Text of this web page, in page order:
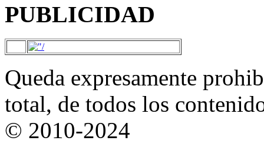
PUBLICIDAD
Queda expresamente
total, de todos los
© 2010-2024